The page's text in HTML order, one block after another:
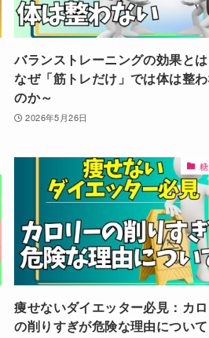
バランストレーニングの効果と
なぜ「筋トレだけ」では体は整
のか～
2026年5月26日
痩せないダイエッター必見：カ
の削りすぎが危険な理由について